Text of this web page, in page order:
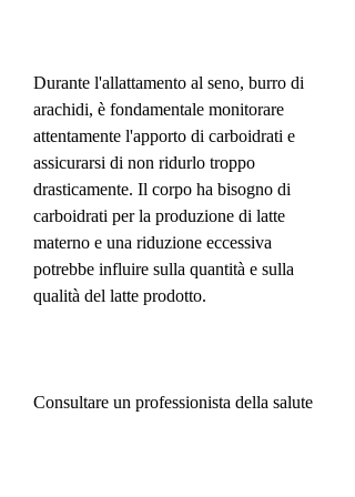
Durante l'allattamento al seno, burro di
arachidi, è fondamentale monitorare
attentamente l'apporto di carboidrati e
assicurarsi di non ridurlo troppo
drasticamente. Il corpo ha bisogno di
carboidrati per la produzione di latte
materno e una riduzione eccessiva
potrebbe influire sulla quantità e sulla
qualità del latte prodotto.
Consultare un professionista della salute